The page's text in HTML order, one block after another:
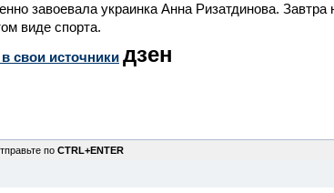
завоевала украинка Анна Ризатдинова.
виде спорта.
в свои источники дзен
по CTRL+ENTER